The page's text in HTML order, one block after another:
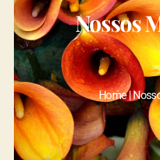
Nossos
Home |